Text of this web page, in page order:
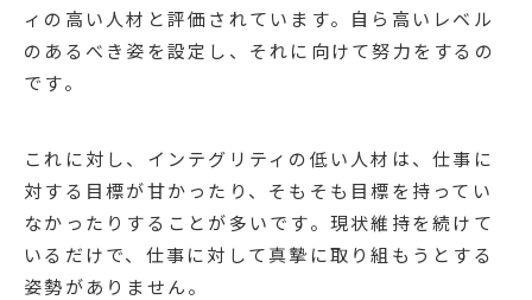
ィの高い人材と評価されています。自ら高いレベル
のあるべき姿を設定し、それに向けて努力をするの
です。
これに対し、インテグリティの低い人材は、仕事に
対する目標が甘かったり、そもそも目標を持ってい
なかったりすることが多いです。現状維持を続けて
いるだけで、仕事に対して真摯に取り組もうとする
姿勢がありません。